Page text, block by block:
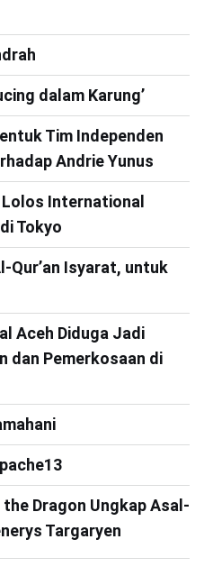
dalam Karung’
Tim Independen
Andrie Yunus
International
Tokyo
Qur’an Isyarat, untuk
Aceh Diduga Jadi
dan Pemerkosaan di
Dragon Ungkap Asal-
Targaryen